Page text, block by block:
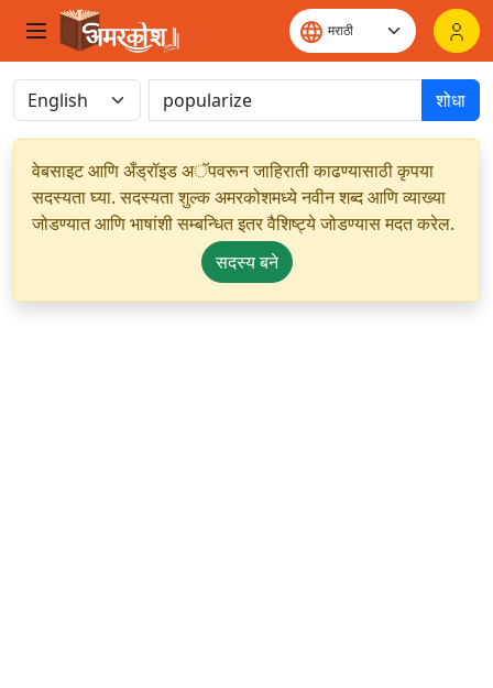
शोधा
वेबसाइट आणि अँड्रॉइड अॅपवरून जाहिराती काढण्यासाठी कृपया
सदस्यता घ्या. सदस्यता शुल्क अमरकोशमध्ये नवीन शब्द आणि व्याख्या
जोडण्यात आणि भाषांशी सम्बन्धित इतर वैशिष्ट्ये जोडण्यास मदत करेल.
सदस्य बने